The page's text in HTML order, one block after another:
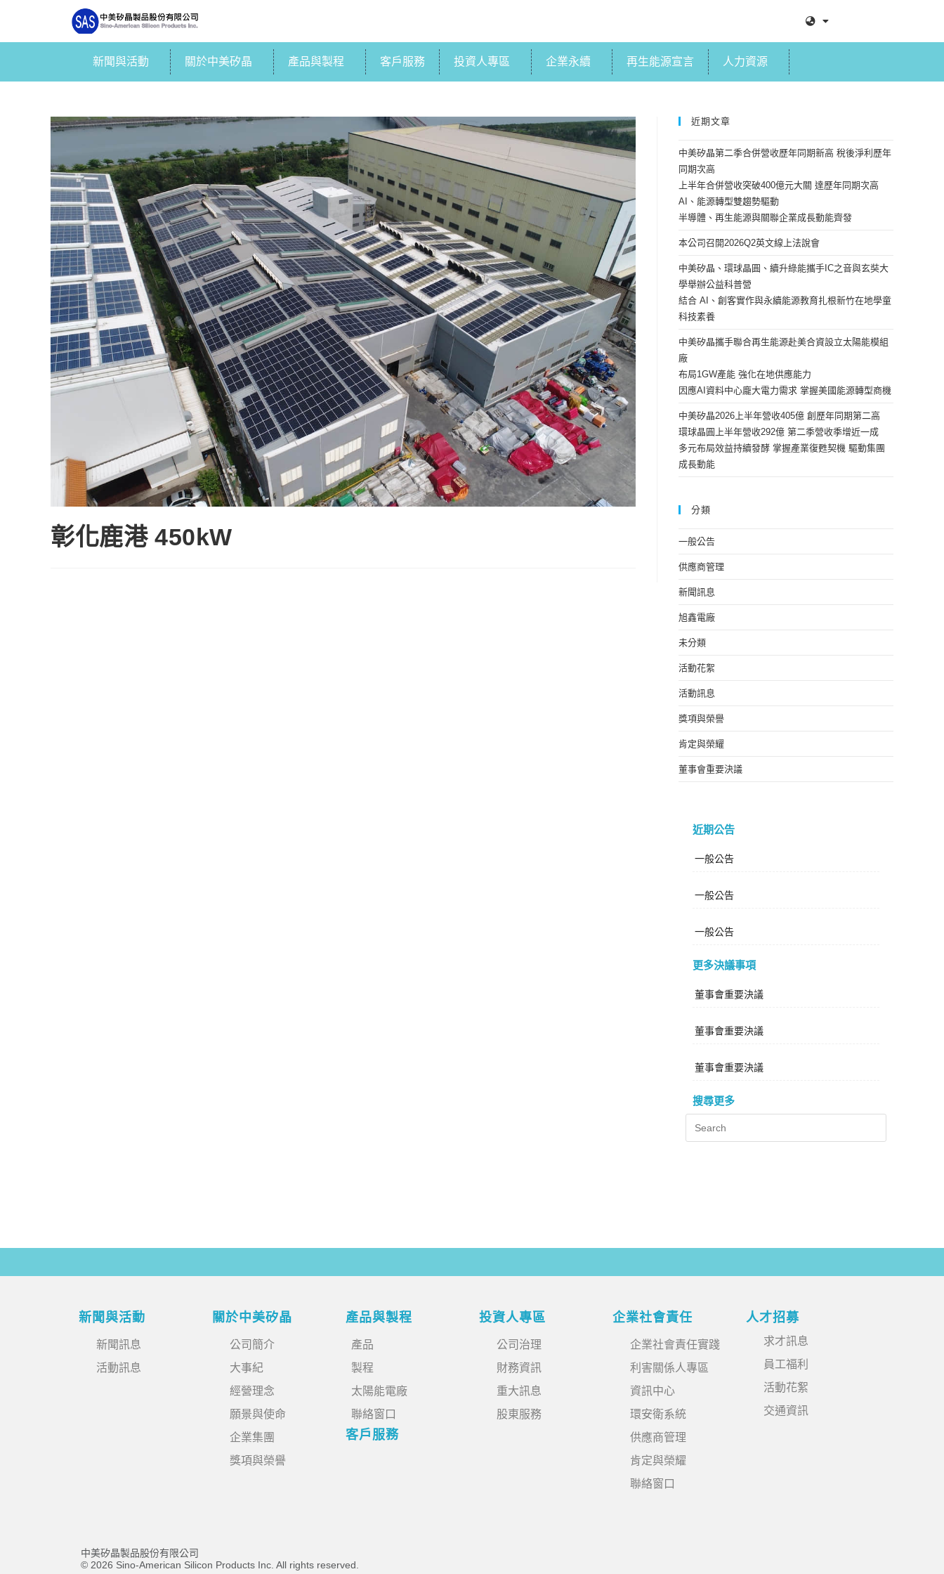
新聞與活動 關於中美矽晶 產品與製程 客戶服務 投資人專區 企業永續 再生能源宣言 人力資源
彰化鹿港 450kW
近期文章
中美矽晶第二季合併營收歷年同期新高 稅後淨利歷年
同期次高
上半年合併營收突破400億元大關 達歷年同期次高
AI、能源轉型雙趨勢驅動
半導體、再生能源與關聯企業成長動能齊發
本公司召開2026Q2英文線上法說會
中美矽晶、環球晶圓、續升綠能攜手IC之音與玄奘大
學舉辦公益科普營
結合 AI、創客實作與永續能源教育扎根新竹在地學童
科技素養
中美矽晶攜手聯合再生能源赴美合資設立太陽能模組
廠
布局1GW產能 強化在地供應能力
因應AI資料中心龐大電力需求 掌握美國能源轉型商機
中美矽晶2026上半年營收405億 創歷年同期第二高
環球晶圓上半年營收292億 第二季營收季增近一成
多元布局效益持續發酵 掌握產業復甦契機 驅動集團
成長動能
分類
一般公告
供應商管理
新聞訊息
旭鑫電廠
未分類
活動花絮
活動訊息
獎項與榮譽
肯定與榮耀
董事會重要決議
近期公告
一般公告
一般公告
一般公告
更多決議事項
董事會重要決議
董事會重要決議
董事會重要決議
搜尋更多
新聞與活動
新聞訊息
活動訊息
關於中美矽晶
公司簡介
大事紀
經營理念
願景與使命
企業集團
獎項與榮譽
產品與製程
產品
製程
太陽能電廠
聯絡窗口
客戶服務
投資人專區
公司治理
財務資訊
重大訊息
股東服務
企業社會責任
企業社會責任實踐
利害關係人專區
資訊中心
環安衛系統
供應商管理
肯定與榮耀
聯絡窗口
人才招募
求才訊息
員工福利
活動花絮
交通資訊
中美矽晶製品股份有限公司
© 2026 Sino-American Silicon Products Inc. All rights reserved.